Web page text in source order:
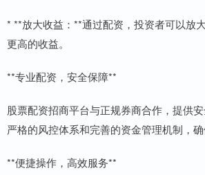
* **放大收益：**通过配资，投资者可以放
更高的收益。
**专业配资，安全保障**
股票配资招商平台与正规券商合作，提供安
严格的风控体系和完善的资金管理机制，确
**便捷操作，高效服务**